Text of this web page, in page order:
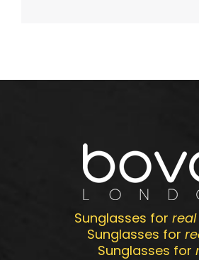
Sunglasses for real
Sunglasses for
Sunglasses for